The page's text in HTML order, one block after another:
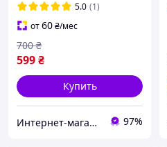
5.0 (1)
от60₴/мес
599₴
700 ₴
Купить
Интернет-магазин "EMPIC" - товари з Європи 97%